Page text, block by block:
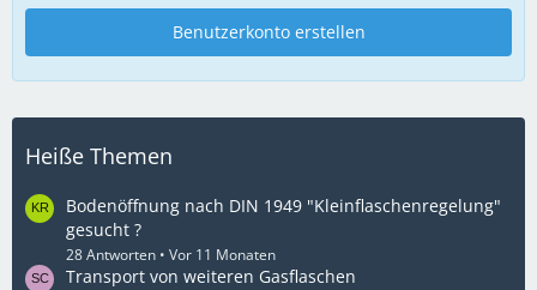
Benutzerkonto erstellen
Heiße Themen
Bodenöffnung nach DIN 1949 "Kleinflaschenregelung"
gesucht ?
28 Antworten Vor 11 Monaten
Transport von weiteren Gasflaschen